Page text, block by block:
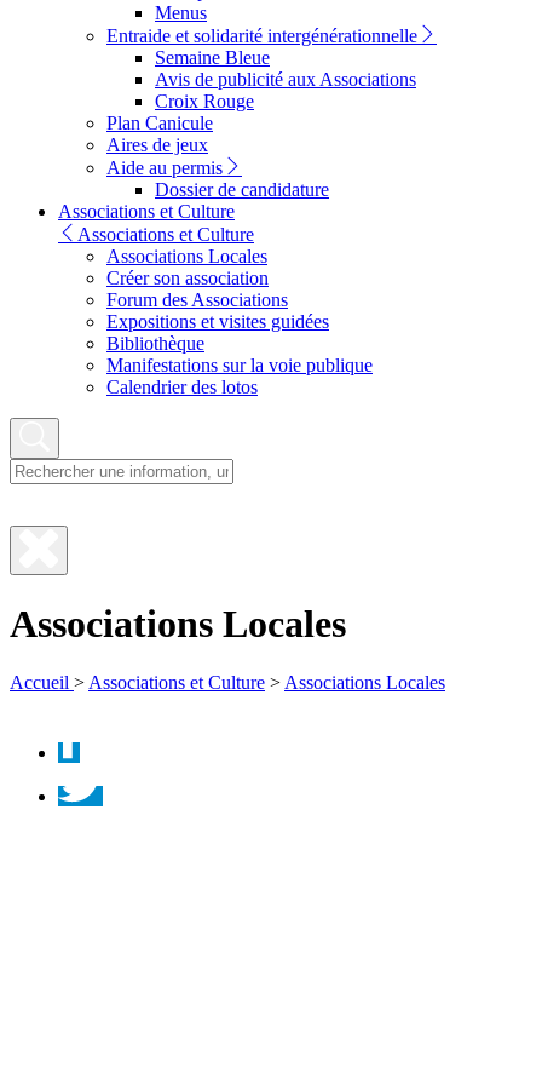
Menus
Entraide et solidarité intergénérationnelle
Semaine Bleue
Avis de publicité aux Associations
Croix Rouge
Plan Canicule
Aires de jeux
Aide au permis
Dossier de candidature
Associations et Culture
Associations et Culture
Associations Locales
Créer son association
Forum des Associations
Expositions et visites guidées
Bibliothèque
Manifestations sur la voie publique
Calendrier des lotos
Fermer
recherche
Associations Locales
Accueil > Associations et Culture > Associations Locales